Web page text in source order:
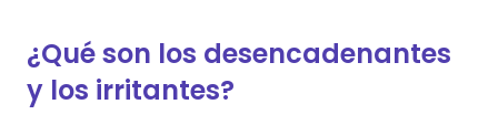
¿Qué son los desencadenantes
y los irritantes?